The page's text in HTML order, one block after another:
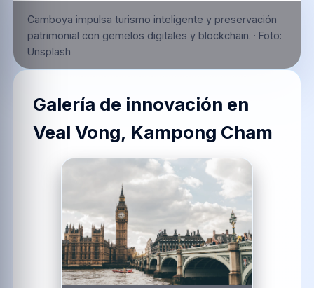
Camboya impulsa turismo inteligente y preservación
patrimonial con gemelos digitales y blockchain. · Foto:
Unsplash
Galería de innovación en
Veal Vong, Kampong Cham